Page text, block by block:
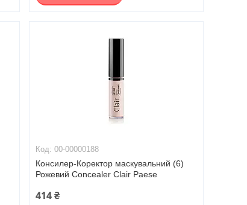
00-00000188
Консилер-Коректор маскувальний (6)
Рожевий Concealer Clair Paese
414 ₴